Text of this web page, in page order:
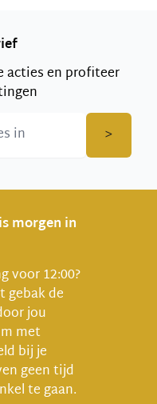
acties en profiteer
>
morgen in
voor 12:00?
gebak de
jou
met
bij je
geen tijd
te gaan.